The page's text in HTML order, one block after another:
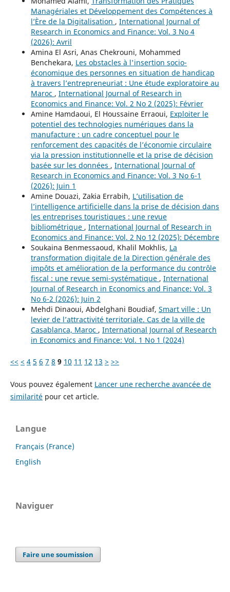
Managériales et Développement des Compétences à
l’Ère de la Digitalisation , International Journal of
Research in Economics and Finance: Vol. 3 No 4
(2026): Avril
Amina El Asri, Anas Chekrouni, Mohammed
Benchekara, Les obstacles à l'insertion socio-
économique des personnes en situation de handicap
à travers l’entrepreneuriat : Une étude exploratoire au
Maroc , International Journal of Research in
Economics and Finance: Vol. 2 No 2 (2025): Février
Amine Hamdaoui, El Houssaine Erraoui, Exploiter le
potentiel des technologies numériques dans la
manufacture : un cadre conceptuel pour le
renforcement des capacités de l’économie circulaire
via la pression institutionnelle et la prise de décision
basée sur les données , International Journal of
Research in Economics and Finance: Vol. 3 No 6-1
(2026): Juin 1
Amine Douazi, Zakia Errabih, L’utilisation de
l’intelligence artificielle dans la prise de décision dans
les entreprises touristiques : une revue
bibliométrique , International Journal of Research in
Economics and Finance: Vol. 2 No 12 (2025): Décembre
Soukaina Benmessaoud, Khalil Mokhlis, La
transformation digitale de la Direction générale des
impôts et amélioration de la performance du contrôle
fiscal : une revue semi-systématique , International
Journal of Research in Economics and Finance: Vol. 3
No 6-2 (2026): Juin 2
Mehdi Dinaoui, Abdelghani Boudiaf, Smart ville : Un
levier de l’attractivité territoriale. Cas de la ville de
Casablanca, Maroc , International Journal of Research
in Economics and Finance: Vol. 1 No 1 (2024)
<< < 4 5 6 7 8 9 10 11 12 13 > >>
Vous pouvez également Lancer une recherche avancée de
similaritépour cet article.
Langue
Français (France)
English
Naviguer
Faire une soumission